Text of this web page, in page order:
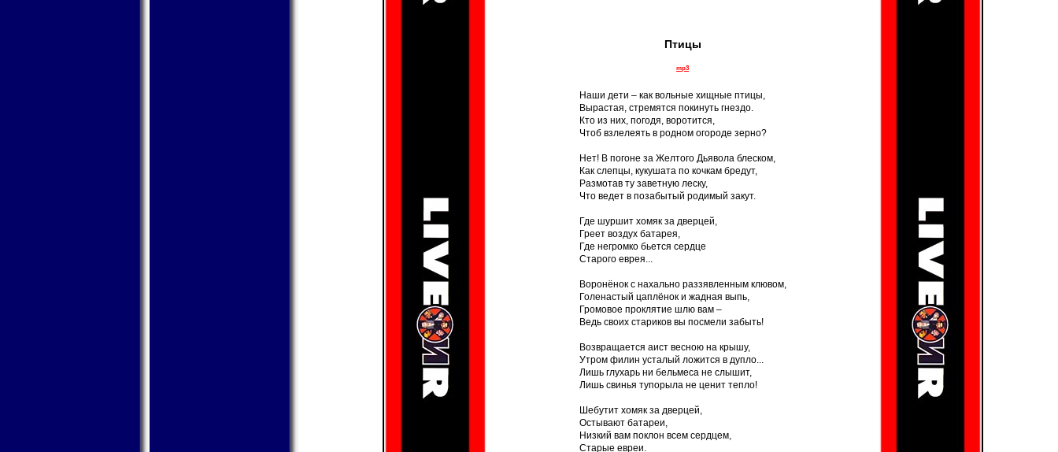
Птицы
mp3
Наши дети – как вольные хищные птицы,
Вырастая, стремятся покинуть гнездо.
Кто из них, погодя, воротится,
Чтоб взлелеять в родном огороде зерно?
Нет! В погоне за Желтого Дьявола блеском,
Как слепцы, кукушата по кочкам бредут,
Размотав ту заветную леску,
Что ведет в позабытый родимый закут.
Где шуршит хомяк за дверцей,
Греет воздух батарея,
Где негромко бьется сердце
Старого еврея...
Воронёнок с нахально раззявленным клювом,
Голенастый цаплёнок и жадная выпь,
Громовое проклятие шлю вам –
Ведь своих стариков вы посмели забыть!
Возвращается аист весною на крышу,
Утром филин усталый ложится в дупло...
Лишь глухарь ни бельмеса не слышит,
Лишь свинья тупорыла не ценит тепло!
Шебутит хомяк за дверцей,
Остывают батареи,
Низкий вам поклон всем сердцем,
Старые евреи.